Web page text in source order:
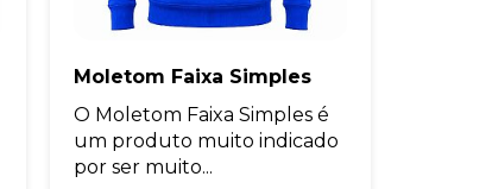
Moletom Faixa Simples
O Moletom Faixa Simples é
um produto muito indicado
por ser muito...